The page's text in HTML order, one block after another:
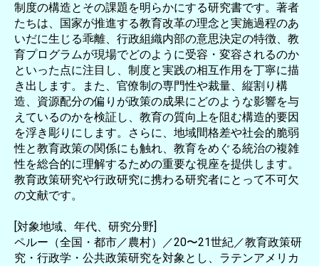
制度の構造とその課題を明らかにする研究書です。著者
たちは、国家が推進する教育改革の理念と実施過程のあ
いだに生じる乖離、行政組織内部の意思決定の特徴、教
育プログラムが現場でどのように受容・変容されるのか
といった点に注目し、制度と実践の相互作用を丁寧に描
き出します。また、官僚制の専門性や裁量、縦割り構
造、資源配分の偏りが政策の成果にどのような影響を与
えているのかを検証し、教育の質向上を阻む構造的要因
を浮き彫りにします。さらに、地域間格差や社会的脆弱
性と教育政策の関係にも触れ、教育をめぐる統治の複雑
性を総合的に理解するための重要な視座を提供します。
教育政策研究や行政研究に携わる研究者にとって不可欠
の文献です。
[対象地域、年代、研究分野]
ペルー（全国・都市／農村）／20〜21世紀／教育政策研
究・行政学・公共政策研究を対象とし、ラテンアメリカ